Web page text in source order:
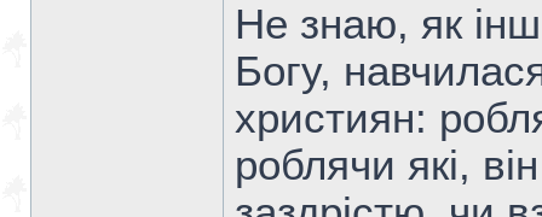
Не знаю, як
Богу,
християн:
роблячи які,